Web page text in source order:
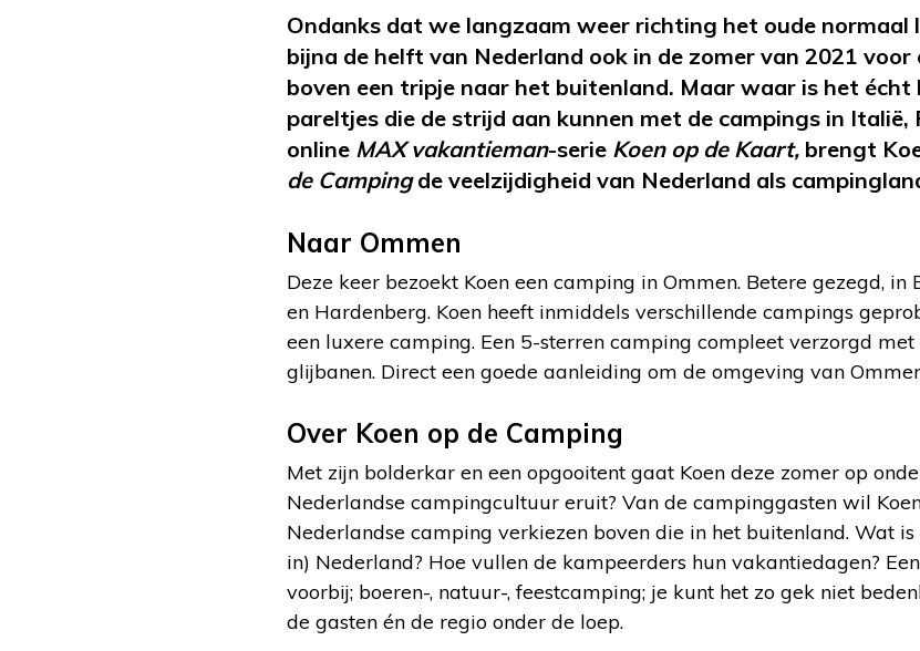
Ondanks dat we langzaam weer richting het oude normaal
bijna de helft van Nederland ook in de zomer van 2021
boven een tripje naar het buitenland. Maar waar is het écht
pareltjes die de strijd aan kunnen met de campings in
online MAX vakantieman-serie Koen op de Kaart, brengt
de Campingde veelzijdigheid van Nederland als
Naar Ommen
Deze keer bezoekt Koen een camping in Ommen. Betere gezegd, in
en Hardenberg. Koen heeft inmiddels verschillende campings
een luxere camping. Een 5-sterren camping compleet verzorgd
glijbanen. Direct een goede aanleiding om de omgeving van
Over Koen op de Camping
Met zijn bolderkar en een opgooitent gaat Koen deze zomer op
Nederlandse campingcultuur eruit? Van de campinggasten wil
Nederlandse camping verkiezen boven die in het buitenland. Wat
in) Nederland? Hoe vullen de kampeerders hun vakantiedagen?
voorbij; boeren-, natuur-, feestcamping; je kunt het zo gek niet
de gasten én de regio onder de loep.